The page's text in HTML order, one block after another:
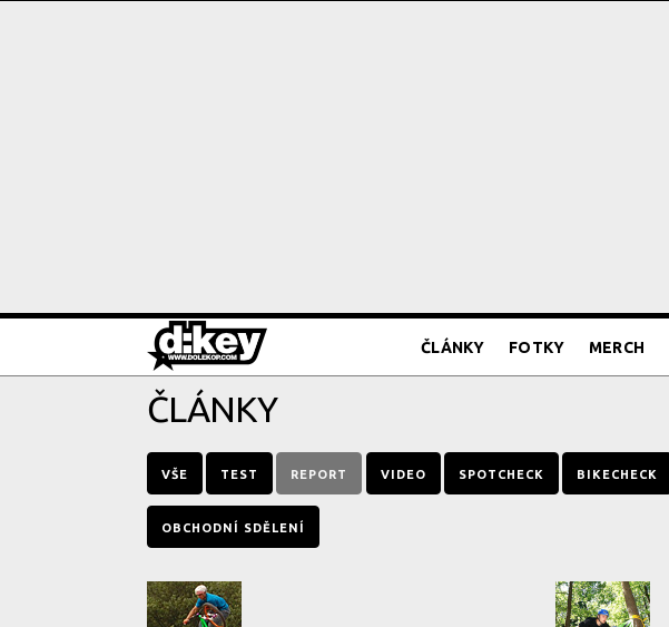
ČLÁNKY FOTKY MERCH
ČLÁNKY
VŠE TEST REPORT VIDEO SPOTCHECK BIKECHECK
OBCHODNÍ SDĚLENÍ